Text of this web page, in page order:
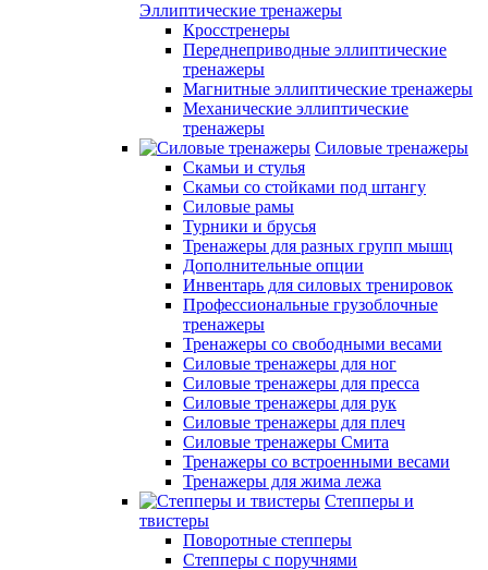
Эллиптические тренажеры
Кросстренеры
Переднеприводные эллиптические
тренажеры
Магнитные эллиптические тренажеры
Механические эллиптические
тренажеры
Силовые тренажеры
Скамьи и стулья
Скамьи со стойками под штангу
Силовые рамы
Турники и брусья
Тренажеры для разных групп мышц
Дополнительные опции
Инвентарь для силовых тренировок
Профессиональные грузоблочные
тренажеры
Тренажеры со свободными весами
Силовые тренажеры для ног
Силовые тренажеры для пресса
Силовые тренажеры для рук
Силовые тренажеры для плеч
Силовые тренажеры Смита
Тренажеры со встроенными весами
Тренажеры для жима лежа
Степперы и
твистеры
Поворотные степперы
Степперы с поручнями